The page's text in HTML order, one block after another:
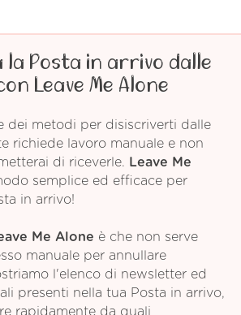
la Posta in arrivo dalle
Leave Me Alone
dei metodi per disiscriverti dalle
richiede lavoro manuale e non
di riceverle. Leave Me
semplice ed efficace per
in arrivo!
Me Alone è che non serve
manuale per annullare
l'elenco di newsletter ed
presenti nella tua Posta in arrivo,
rapidamente da quali